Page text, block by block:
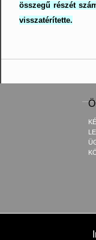
összegű részét
visszatérítette.